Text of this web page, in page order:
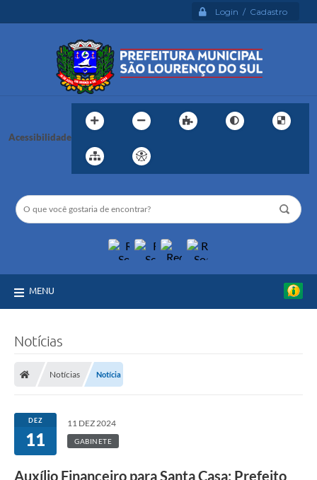
Login / Cadastro
Acessibilidade
MENU
Notícias
Notícias Notícia
DEZ
11
11 DEZ 2024
GABINETE
Auxílio Financeiro para Santa Casa: Prefeito